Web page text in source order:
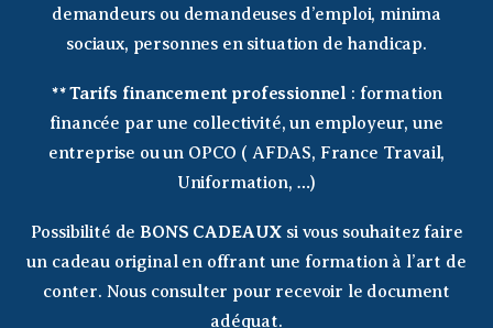
demandeurs ou demandeuses d’emploi, minima
sociaux, personnes en situation de handicap.
**Tarifs financement professionnel : formation
financée par une collectivité, un employeur, une
entreprise ou un OPCO ( AFDAS, France Travail,
Uniformation, …)
Possibilité de BONS CADEAUX si vous souhaitez faire
un cadeau original en offrant une formation à l’art de
conter. Nous consulter pour recevoir le document
adéquat.